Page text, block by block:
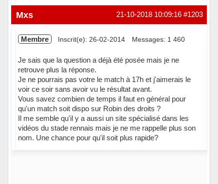
#1203
21-10-2018 10:09:16
Mxs
Membre Inscrit(e): 26-02-2014 Messages: 1 460
Je sais que la question a déjà été posée mais je ne
retrouve plus la réponse.
Je ne pourrais pas votre le match à 17h et j'aimerais le
voir ce soir sans avoir vu le résultat avant.
Vous savez combien de temps il faut en général pour
qu'un match soit dispo sur Robin des droits ?
Il me semble qu'il y a aussi un site spécialisé dans les
vidéos du stade rennais mais je ne me rappelle plus son
nom. Une chance pour qu'il soit plus rapide?